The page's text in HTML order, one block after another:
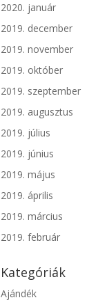
2020. január
2019. december
2019. november
2019. október
2019. szeptember
2019. augusztus
2019. július
2019. június
2019. május
2019. április
2019. március
2019. február
Kategóriák
Ajándék